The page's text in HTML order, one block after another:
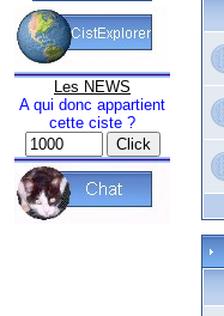
Les NEWS
A qui donc appartient
cette ciste ?